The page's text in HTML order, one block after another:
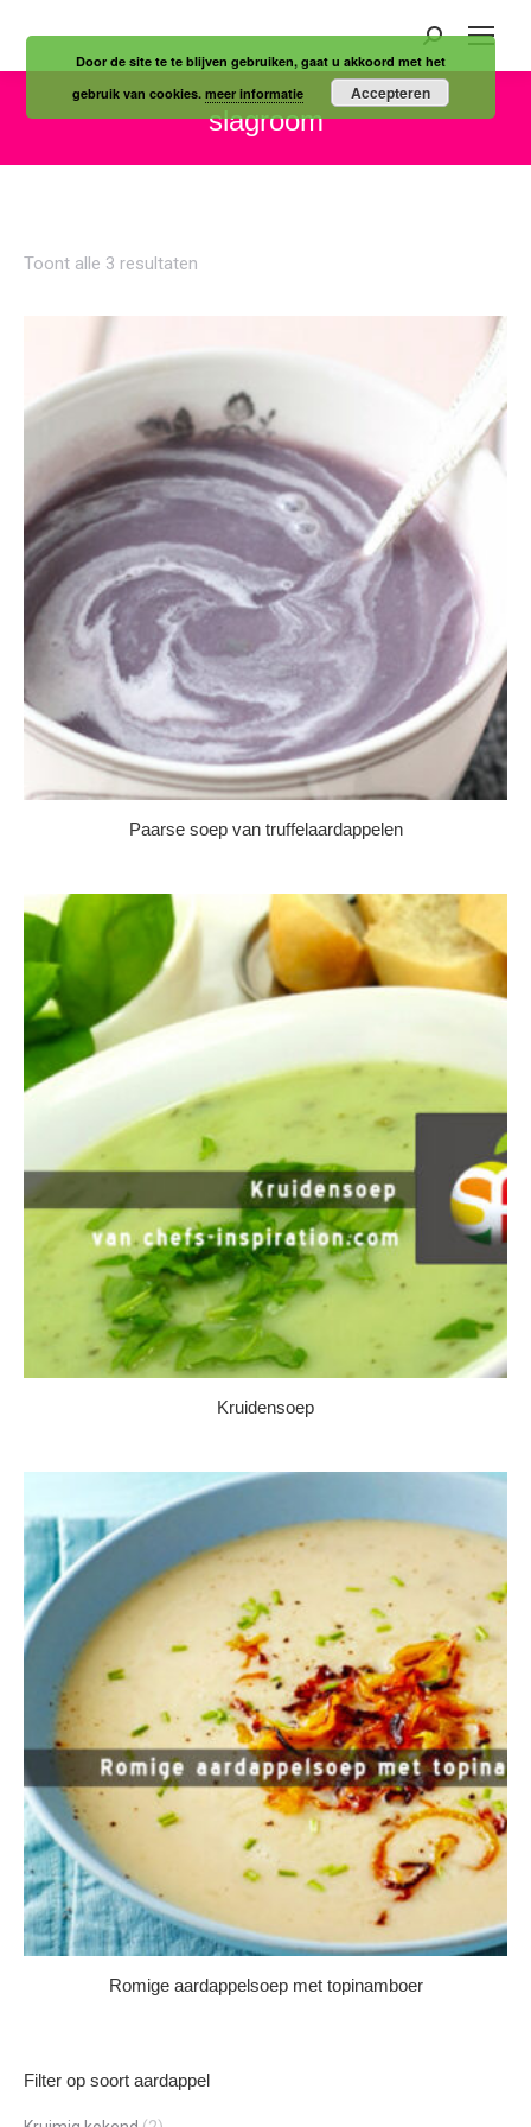
Zoeken:
slagroom
Toont alle 3 resultaten
Paarse soep van truffelaardappelen
Kruidensoep
Romige aardappelsoep met topinamboer
Filter op soort aardappel
Door de site te te blijven gebruiken, gaat u akkoord met het
gebruik van cookies.meer informatie Accepteren